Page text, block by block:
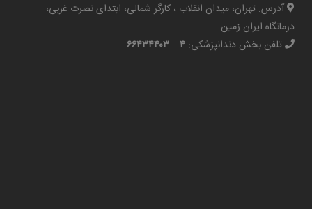
آدرس: تهران، میدان انقلاب ، کارگر شمالی، ابتدای نصرت غربی،
درمانگاه ایران زمین
تلفن بخش دندانپزشکی: ۴ – ۶۶۴۳۴۴۰۳